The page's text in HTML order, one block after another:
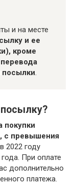
и на месте
и ее
кроме
покупки
с превышения
2022 году
При оплате
дополнительно
платежа.